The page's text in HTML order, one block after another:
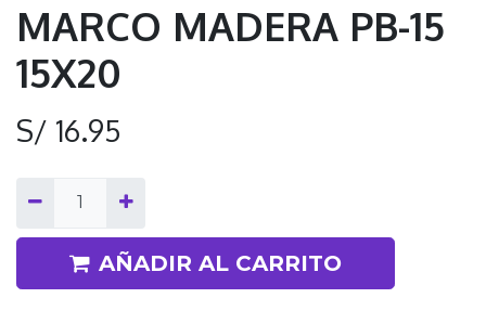
MARCO MADERA PB-15
15X20
S/ 16.95
AÑADIR AL CARRITO